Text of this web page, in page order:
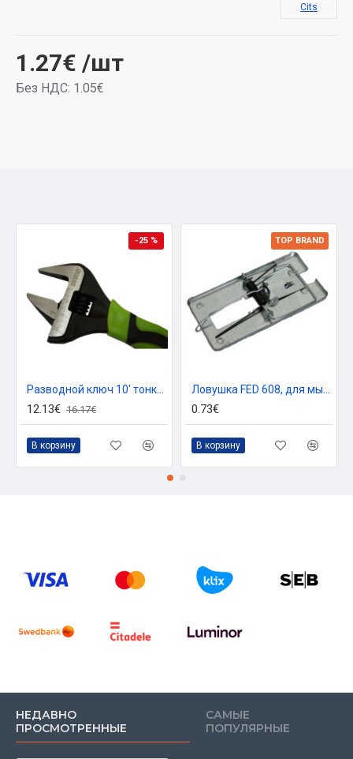
1.27€ /шт
Без НДС: 1.05€
Cits
-25 %
Разводной ключ 10' тонкие губки
12.13€ 16.17€
В корзину
TOP BRAND
Ловушка FED 608, для мышей, жесть, 100х50 мм
0.73€
В корзину
НЕДАВНО
ПРОСМОТРЕННЫЕ
САМЫЕ
ПОПУЛЯРНЫЕ